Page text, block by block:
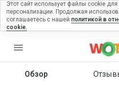
menu
Обзор
на
Этот сайт использует файлы cookie для
персонализации. Продолжая
соглашаетесь с нашей политикой в
cookie.